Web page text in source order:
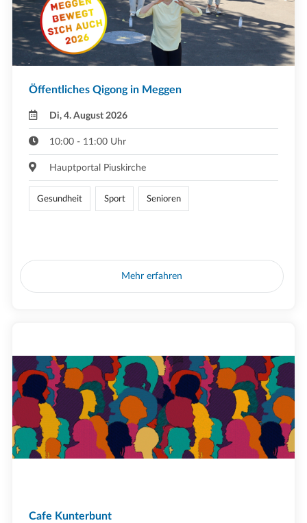
Öffentliches Qigong in Meggen
Di, 4. August 2026
10:00 - 11:00 Uhr
Hauptportal Piuskirche
Gesundheit Sport Senioren
Mehr erfahren
Cafe Kunterbunt